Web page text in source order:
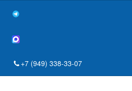
+7 (949) 338-33-07